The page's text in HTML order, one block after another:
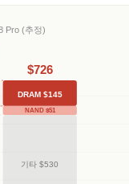
Pro (추정)
기타 $530
NAND $51
DRAM $145
$726